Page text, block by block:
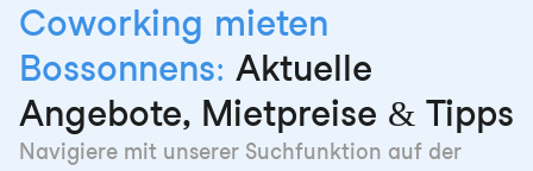
Coworking mieten
Bossonnens: Aktuelle
Angebote, Mietpreise & Tipps
Navigiere mit unserer Suchfunktion auf der